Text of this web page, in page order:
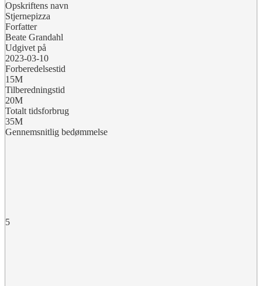
Opskriftens navn
Stjernepizza
Forfatter
Beate Grandahl
Udgivet på
2023-03-10
Forberedelsestid
15M
Tilberedningstid
20M
Totalt tidsforbrug
35M
Gennemsnitlig bedømmelse
5